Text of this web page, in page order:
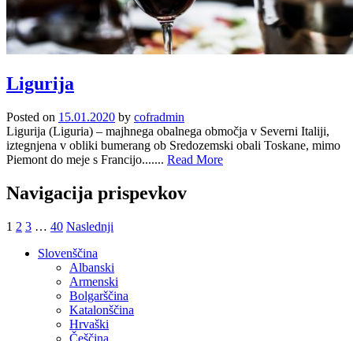
Ligurija
Posted on 15.01.2020 by cofradmin
Ligurija (Liguria) – majhnega obalnega območja v Severni Italiji,
iztegnjena v obliki bumerang ob Sredozemski obali Toskane, mimo
Piemont do meje s Francijo....... Read More
Navigacija prispevkov
1 2 3 … 40 Naslednji
Slovenščina
Albanski
Armenski
Bolgarščina
Katalonščina
Hrvaški
Češčina